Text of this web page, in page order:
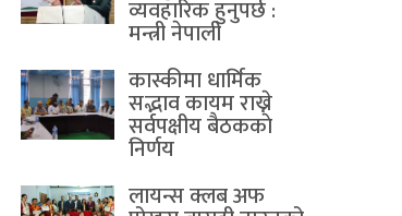
व्यवहारिक हुनुपर्छ :
मन्त्री नेपाली
कास्कीमा धार्मिक
सद्भाव कायम राख्ने
सर्वपक्षीय बैठककाे
निर्णय
लायन्स क्लब अफ